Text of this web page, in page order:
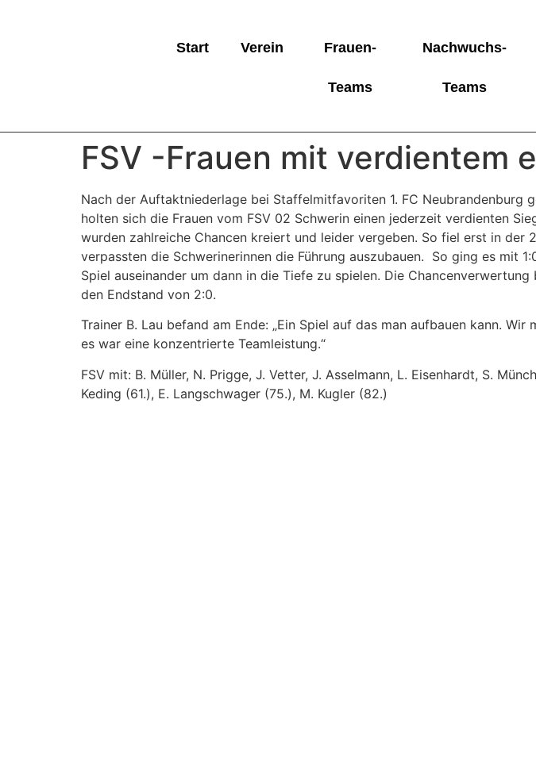
Start Verein Frauen-
Teams
Nachwuchs-
Teams
FSV -Frauen mit verdientem
Nach der Auftaktniederlage bei Staffelmitfavoriten 1. FC Neubrandenburg
holten sich die Frauen vom FSV 02 Schwerin einen jederzeit verdienten
wurden zahlreiche Chancen kreiert und leider vergeben. So fiel erst in
verpassten die Schwerinerinnen die Führung auszubauen. So ging es mit
Spiel auseinander um dann in die Tiefe zu spielen. Die
den Endstand von 2:0.
Trainer B. Lau befand am Ende: „Ein Spiel auf das man aufbauen kann.
es war eine konzentrierte Teamleistung.“
FSV mit: B. Müller, N. Prigge, J. Vetter, J. Asselmann, L. Eisenhardt, S.
Keding (61.), E. Langschwager (75.), M. Kugler (82.)